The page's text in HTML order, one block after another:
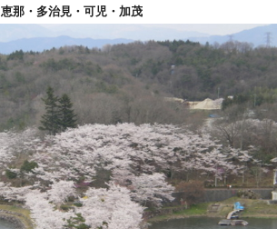
恵那・多治見・可児・加茂